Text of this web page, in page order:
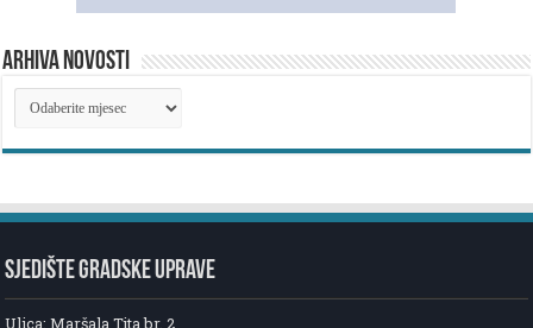
ARHIVA NOVOSTI
ARHIVA
NOVOSTI
SJEDIŠTE GRADSKE UPRAVE
Ulica: Maršala Tita br. 2